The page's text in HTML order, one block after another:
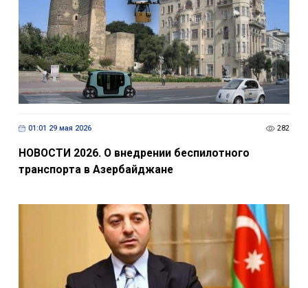
01:01 29 мая 2026 282
НОВОСТИ 2026. О внедрении беспилотного
транспорта в Азербайджане